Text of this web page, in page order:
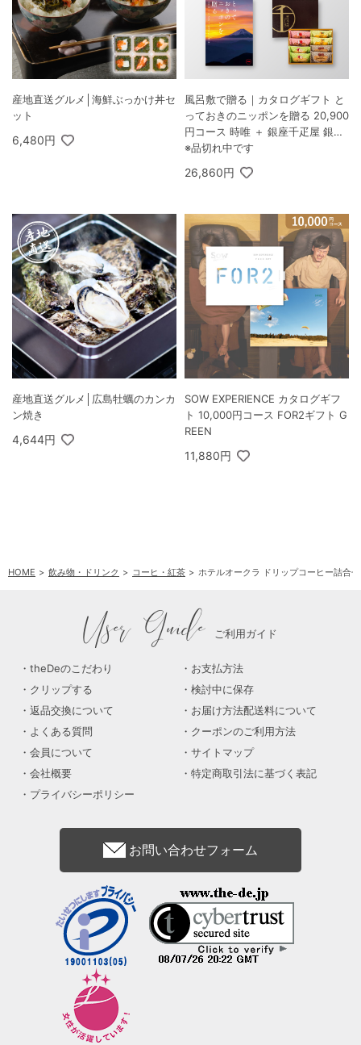
産地直送グルメ│海鮮ぶっかけ丼セ
ット
6,480円
風呂敷で贈る｜カタログギフト と
っておきのニッポンを贈る 20,900
円コース 時唯 ＋ 銀座千疋屋 銀座
フルーツフィナンシェ 8個入
※品切れ中です
26,860円
産地直送グルメ│広島牡蠣のカンカ
ン焼き
4,644円
SOW EXPERIENCE カタログギフ
ト 10,000円コース FOR2ギフト G
REEN
11,880円
HOME 飲み物・ドリンク コーヒ・紅茶 ホテルオークラ ドリップコーヒー詰合
User Guide ご利用ガイド
theDeのこだわり
お支払方法
クリップする
検討中に保存
返品交換について
お届け方法配送料について
よくある質問
クーポンのご利用方法
会員について
サイトマップ
会社概要
特定商取引法に基づく表記
プライバシーポリシー
お問い合わせフォーム